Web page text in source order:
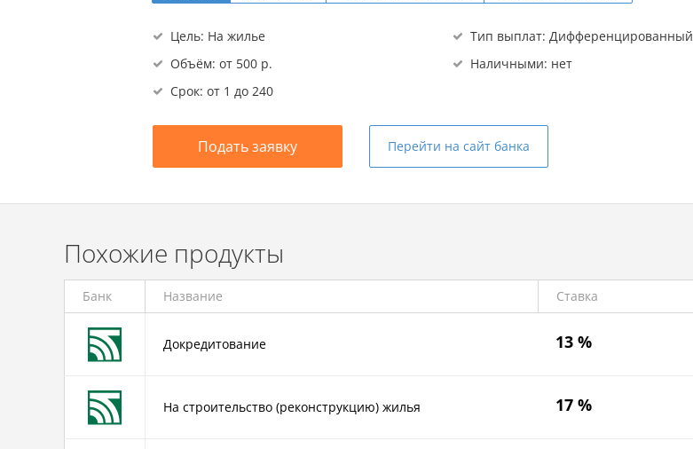
Цель: На жилье
Объём: от 500 р.
Срок: от 1 до 240
Тип выплат: Дифференцированный
Наличными: нет
Подать заявку Перейти на сайт банка
Похожие продукты
Банк Название Ставка
Докредитование 13 %
На строительство (реконструкцию) жилья 17 %